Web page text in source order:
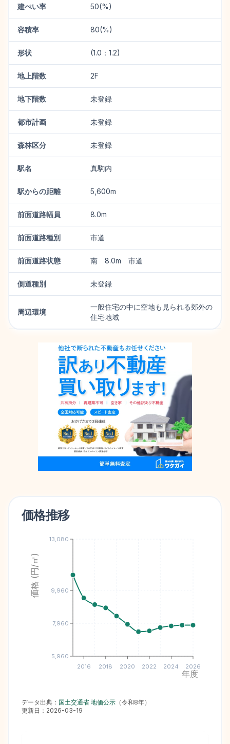
建ぺい率 50(%)
容積率 80(%)
形状 (1.0：1.2)
地上階数 2F
地下階数 未登録
都市計画 未登録
森林区分 未登録
駅名 真駒内
駅からの距離 5,600m
前面道路幅員 8.0m
前面道路種別 市道
前面道路状態 南 8.0m 市道
側道種別 未登録
周辺環境
一般住宅の中に空地も見られる郊外の
住宅地域
価格推移
2016 2018 2020 2022 2024 2026
年度
5,960
7,960
9,960
13,080
価格 (円/㎡)
データ出典： 国土交通省 地価公示 （令和8年）
更新日： 2026-03-19